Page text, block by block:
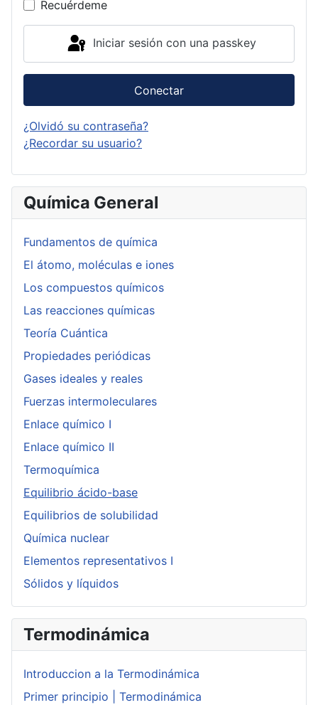
Recuérdeme
Iniciar sesión con una passkey
Conectar
¿Olvidó su contraseña?
¿Recordar su usuario?
Química General
Fundamentos de química
El átomo, moléculas e iones
Los compuestos químicos
Las reacciones químicas
Teoría Cuántica
Propiedades periódicas
Gases ideales y reales
Fuerzas intermoleculares
Enlace químico I
Enlace químico II
Termoquímica
Equilibrio ácido-base
Equilibrios de solubilidad
Química nuclear
Elementos representativos I
Sólidos y líquidos
Termodinámica
Introduccion a la Termodinámica
Primer principio | Termodinámica